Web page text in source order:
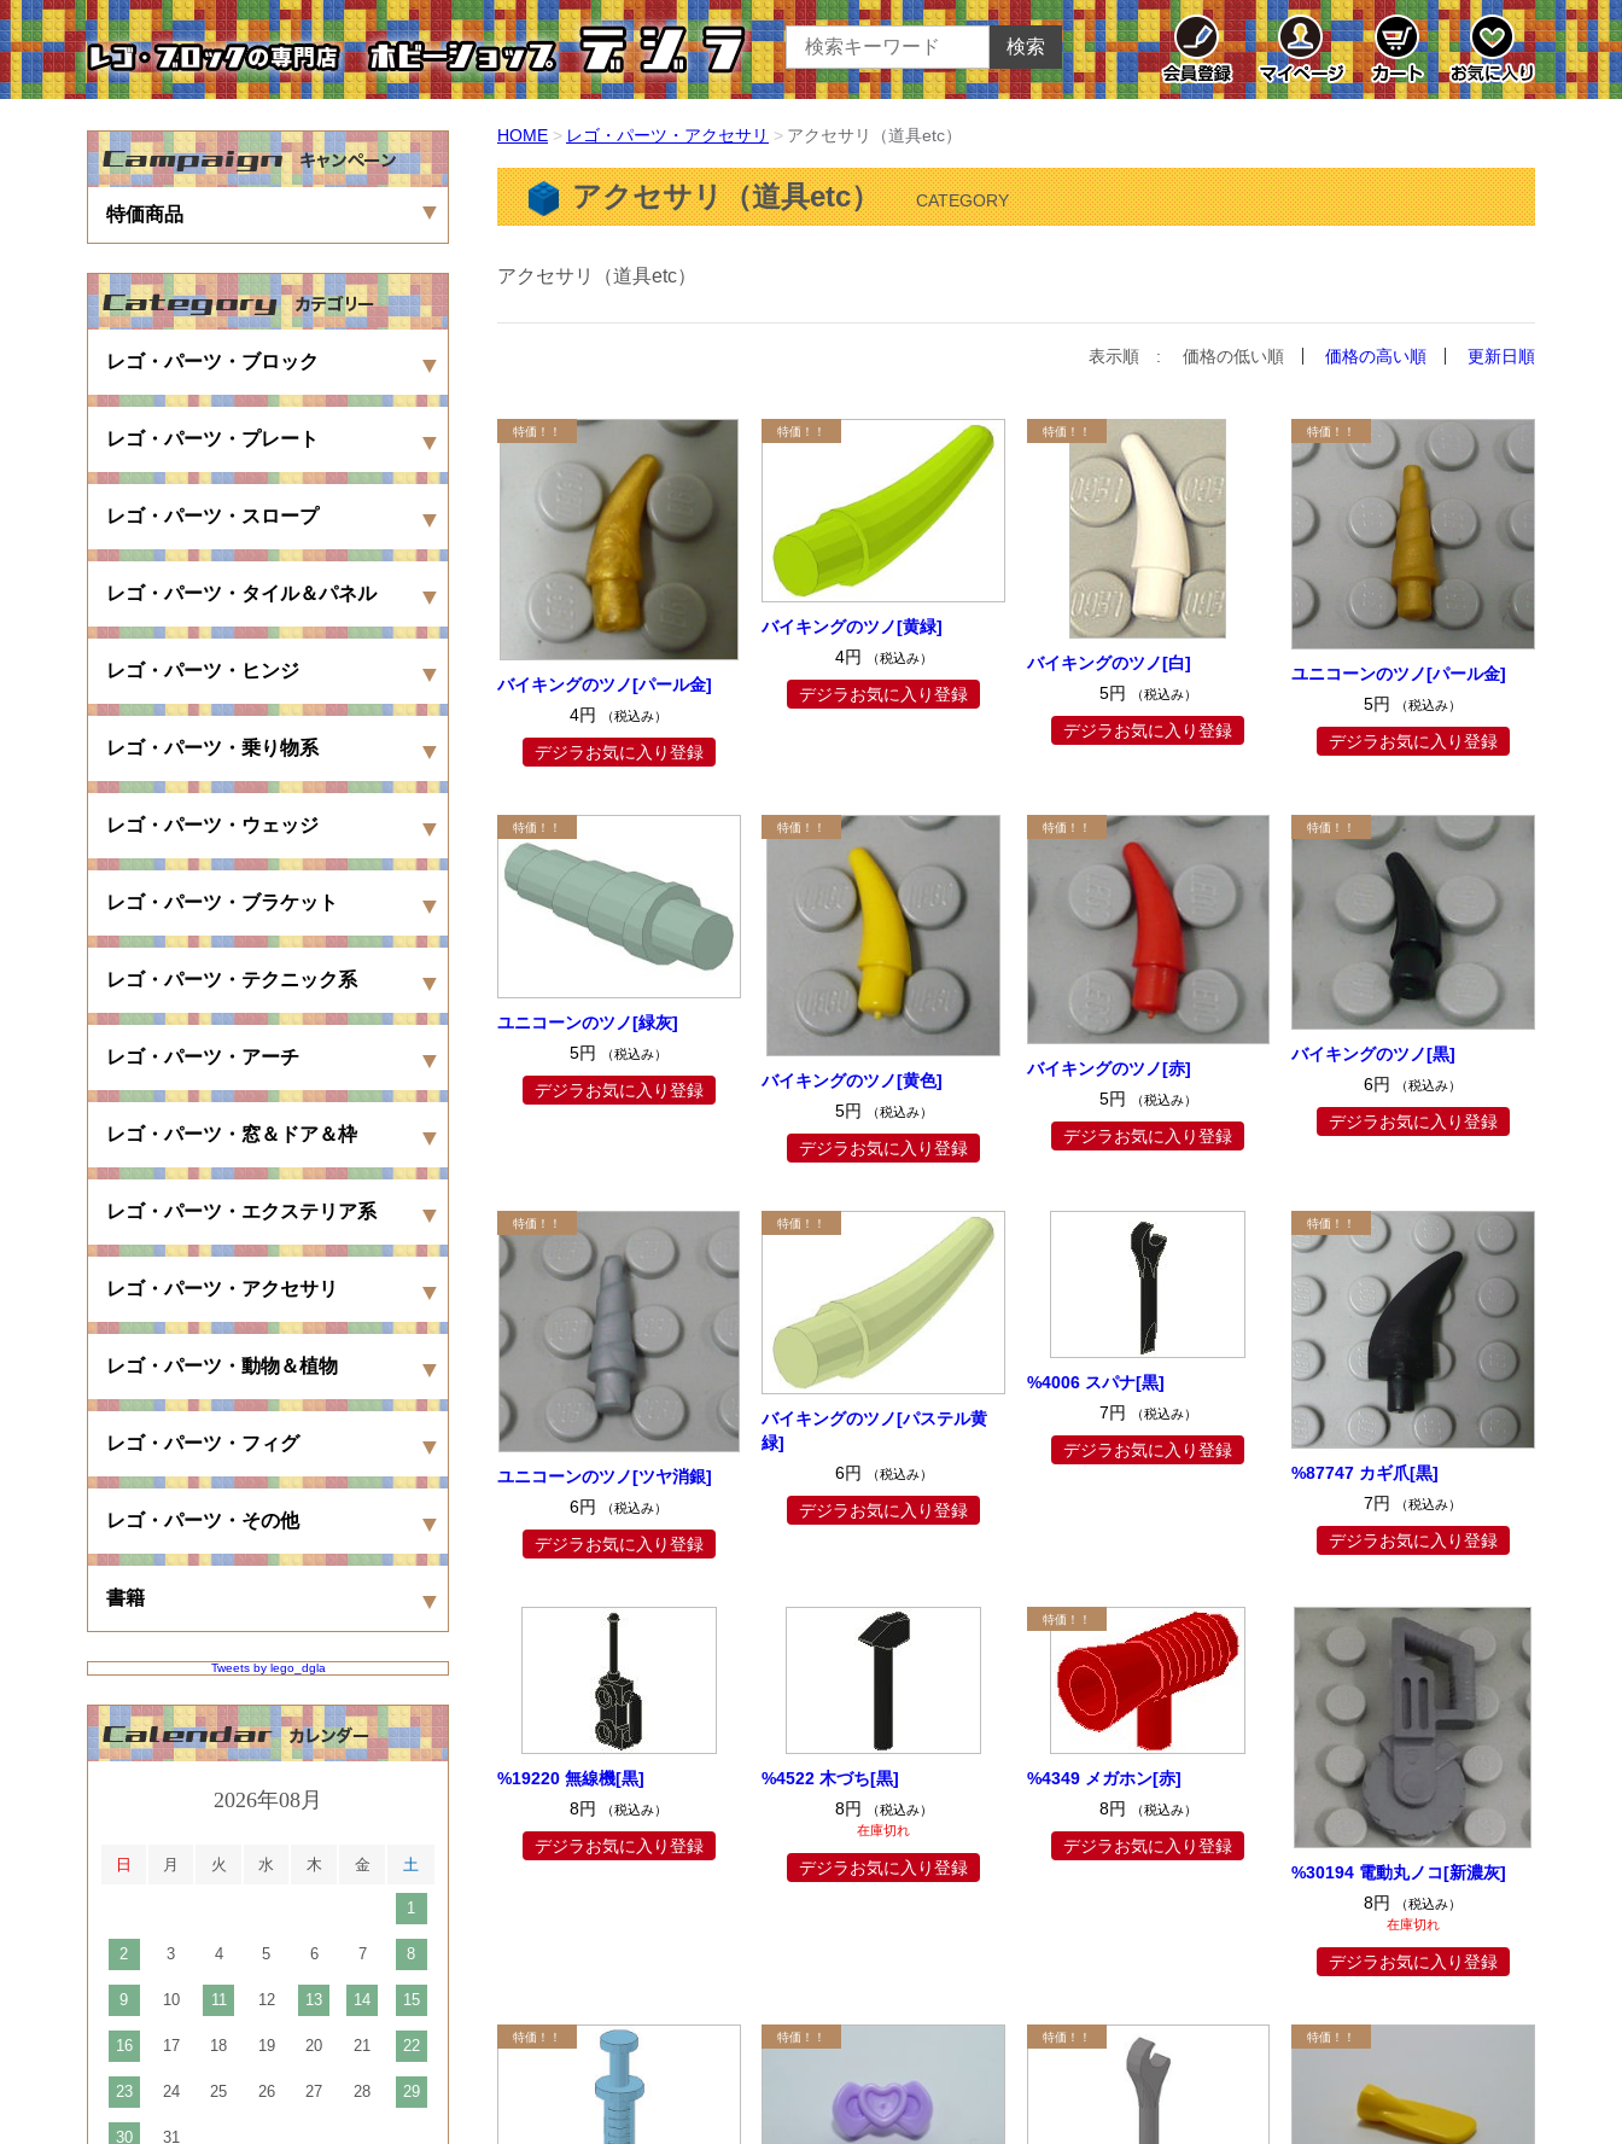
検索
HOME レゴ・パーツ・アクセサリ アクセサリ（道具etc）
アクセサリ（道具etc） CATEGORY
アクセサリ（道具etc）
表示順 : 価格の低い順 価格の高い順 更新日順
バイキングのツノ[パール金]
4円
（税込み）
デジラお気に入り登録
バイキングのツノ[黄緑]
4円
（税込み）
デジラお気に入り登録
バイキングのツノ[白]
5円
（税込み）
デジラお気に入り登録
ユニコーンのツノ[パール金]
5円
（税込み）
デジラお気に入り登録
ユニコーンのツノ[緑灰]
5円
（税込み）
デジラお気に入り登録
バイキングのツノ[黄色]
5円
（税込み）
デジラお気に入り登録
バイキングのツノ[赤]
5円
（税込み）
デジラお気に入り登録
バイキングのツノ[黒]
6円
（税込み）
デジラお気に入り登録
ユニコーンのツノ[ツヤ消銀]
6円
（税込み）
デジラお気に入り登録
バイキングのツノ[パステル黄
緑]
6円
（税込み）
デジラお気に入り登録
%4006 スパナ[黒]
7円
（税込み）
デジラお気に入り登録
%87747 カギ爪[黒]
7円
（税込み）
デジラお気に入り登録
%19220 無線機[黒]
8円
（税込み）
デジラお気に入り登録
%4522 木づち[黒]
8円
（税込み）
在庫切れ
デジラお気に入り登録
%4349 メガホン[赤]
8円
（税込み）
デジラお気に入り登録
%30194 電動丸ノコ[新濃灰]
8円
（税込み）
在庫切れ
デジラお気に入り登録
特価商品
レゴ・パーツ・ブロック
レゴ・パーツ・プレート
レゴ・パーツ・スロープ
レゴ・パーツ・タイル＆パネル
レゴ・パーツ・ヒンジ
レゴ・パーツ・乗り物系
レゴ・パーツ・ウェッジ
レゴ・パーツ・ブラケット
レゴ・パーツ・テクニック系
レゴ・パーツ・アーチ
レゴ・パーツ・窓＆ドア＆枠
レゴ・パーツ・エクステリア系
レゴ・パーツ・アクセサリ
レゴ・パーツ・動物＆植物
レゴ・パーツ・フィグ
レゴ・パーツ・その他
書籍
Tweets by lego_dgla
2026年08月
日 月 火 水 木 金 土
1
2 3 4 5 6 7 8
9 10 11 12 13 14 15
16 17 18 19 20 21 22
23 24 25 26 27 28 29
30 31